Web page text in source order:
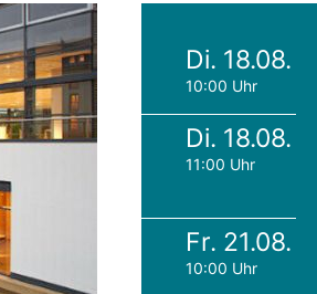
Di. 18.08.
10:00 Uhr
Di. 18.08.
11:00 Uhr
Fr. 21.08.
10:00 Uhr